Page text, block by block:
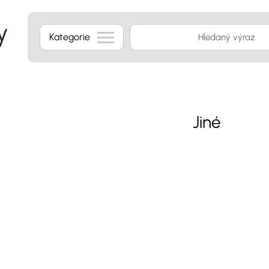
Kategorie
Jiné